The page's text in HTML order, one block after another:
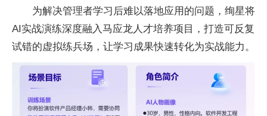
为解决管理者学习后难以落地应用的问题，绚星将
AI实战演练深度融入马应龙人才培养项目，打造可反复
试错的虚拟练兵场，让学习成果快速转化为实战能力。